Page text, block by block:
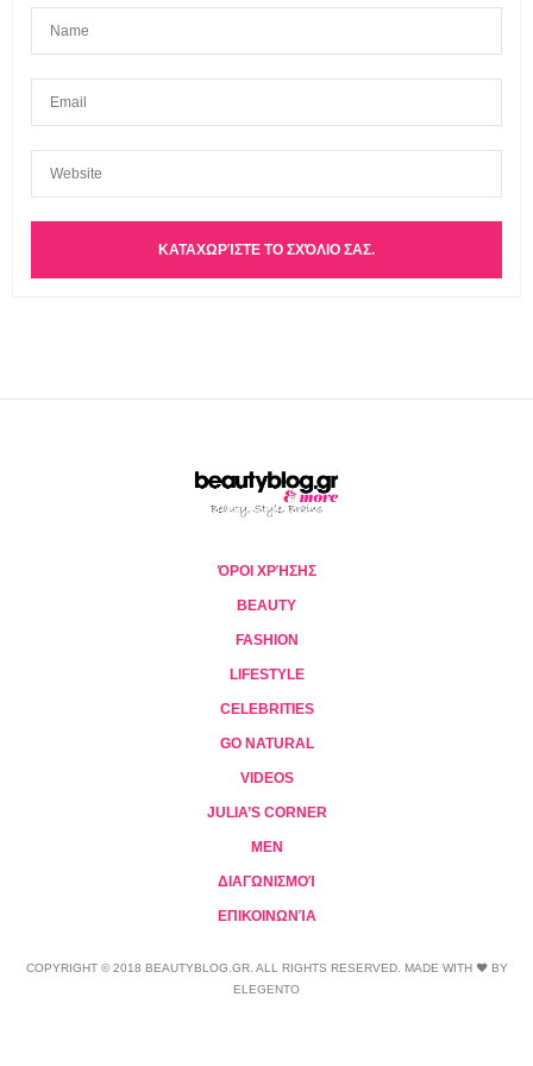
ΌΡΟΙ ΧΡΉΣΗΣ
BEAUTY
FASHION
LIFESTYLE
CELEBRITIES
GO NATURAL
VIDEOS
JULIA’S CORNER
MEN
ΔΙΑΓΩΝΙΣΜΟΊ
ΕΠΙΚΟΙΝΩΝΊΑ
COPYRIGHT © 2018 BEAUTYBLOG.GR. ALL RIGHTS RESERVED. MADE WITH ❤ BY
ELEGENTO